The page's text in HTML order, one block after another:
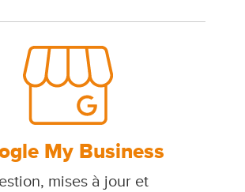
My Business
mises à jour et